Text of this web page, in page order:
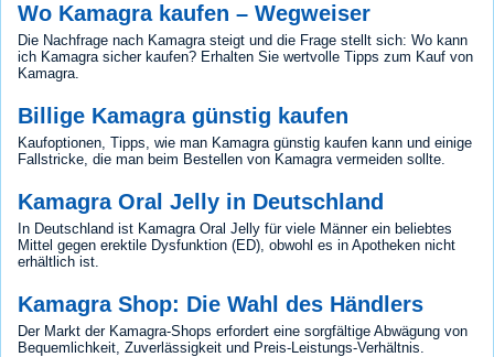
Wo Kamagra kaufen – Wegweiser
Die Nachfrage nach Kamagra steigt und die Frage stellt sich: Wo kann
ich Kamagra sicher kaufen? Erhalten Sie wertvolle Tipps zum Kauf von
Kamagra.
Billige Kamagra günstig kaufen
Kaufoptionen, Tipps, wie man Kamagra günstig kaufen kann und einige
Fallstricke, die man beim Bestellen von Kamagra vermeiden sollte.
Kamagra Oral Jelly in Deutschland
In Deutschland ist Kamagra Oral Jelly für viele Männer ein beliebtes
Mittel gegen erektile Dysfunktion (ED), obwohl es in Apotheken nicht
erhältlich ist.
Kamagra Shop: Die Wahl des Händlers
Der Markt der Kamagra-Shops erfordert eine sorgfältige Abwägung von
Bequemlichkeit, Zuverlässigkeit und Preis-Leistungs-Verhältnis.